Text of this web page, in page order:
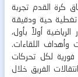
كرة القدم تجربة
تغطية حية ودقيقة
أولاً بأول،
وأهداف اللقاءات.
لكل تحركات
الفريق خلال